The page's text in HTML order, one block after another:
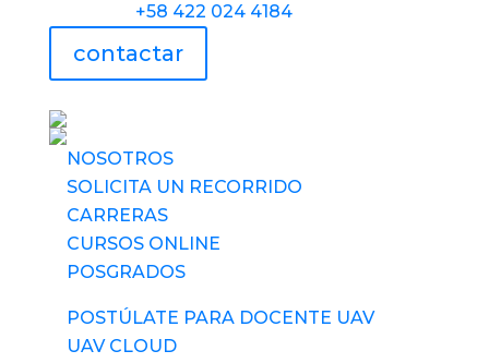
+58 422 024 4184
contactar
NOSOTROS
SOLICITA UN RECORRIDO
CARRERAS
CURSOS ONLINE
POSGRADOS
POSTÚLATE PARA DOCENTE UAV
UAV CLOUD